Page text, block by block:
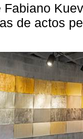
Fabiano
de actos